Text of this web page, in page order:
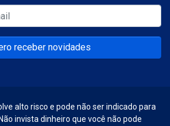
receber novidades
alto risco e pode não ser indicado para
invista dinheiro que você não pode